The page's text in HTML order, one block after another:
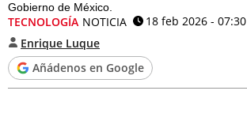
Gobierno de México.
TECNOLOGÍA NOTICIA
18 feb 2026 - 07:30
Enrique Luque
Añádenos en Google